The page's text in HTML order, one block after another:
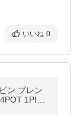
いいね 0
ン ブレン